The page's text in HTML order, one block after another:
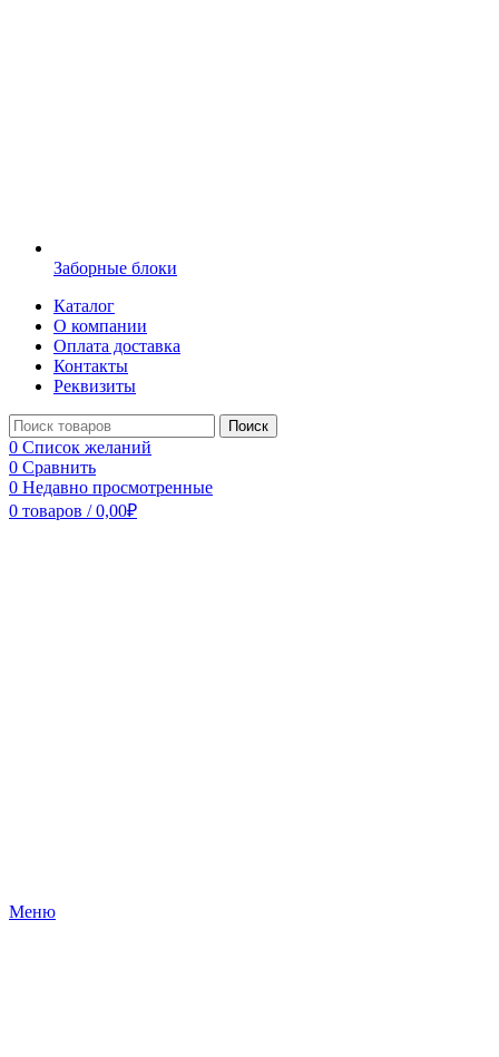
Заборные блоки
Каталог
О компании
Оплата доставка
Контакты
Реквизиты
Поиск
0 Список желаний
0 Сравнить
0 Недавно просмотренные
0 товаров / 0,00₽
Меню